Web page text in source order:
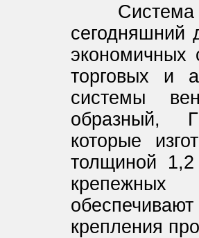
Система
экономичных
торговых и
системы
образный,
которые
толщиной
крепления